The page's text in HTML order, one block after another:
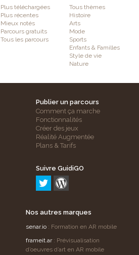
Plus téléchargées
Plus récentes
Mieux notés
Parcours gratuits
Tous les parcours
Tous thèmes
Histoire
Arts
Mode
Sports
Enfants & Familles
Style de vie
Nature
Publier un parcours
Comment ça marche
Fonctionnalités
Créer des jeux
Réalité Augmentée
Plans & Tarifs
Suivre GuidiGO
Nos autres marques
senar.io : Formation en AR mobile
frameit.ar: Prévisualisation
d’oeuvres d’art en AR mobile